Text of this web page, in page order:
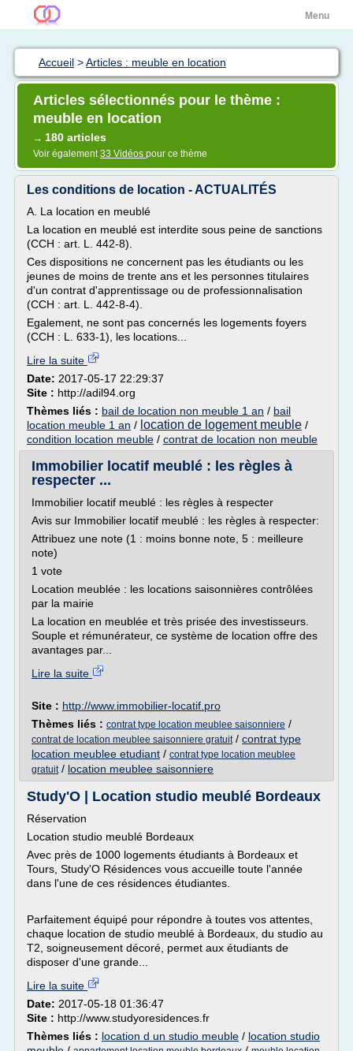
Menu
Accueil >Articles : meuble en location
Articles sélectionnés pour le thème :
meuble en location
→ 180 articles
Voir également33 Vidéos pour ce thème
Les conditions de location - ACTUALITÉS
A. La location en meublé
La location en meublé est interdite sous peine de sanctions
(CCH : art. L. 442-8).
Ces dispositions ne concernent pas les étudiants ou les
jeunes de moins de trente ans et les personnes titulaires
d'un contrat d'apprentissage ou de professionnalisation
(CCH : art. L. 442-8-4).
Egalement, ne sont pas concernés les logements foyers
(CCH : L. 633-1), les locations...
Lire la suite
Date: 2017-05-17 22:29:37
Site : http://adil94.org
Thèmes liés : bail de location non meuble 1 an / bail
location meuble 1 an / location de logement meuble /
condition location meuble / contrat de location non meuble
Immobilier locatif meublé : les règles à
respecter ...
Immobilier locatif meublé : les règles à respecter
Avis sur Immobilier locatif meublé : les règles à respecter:
Attribuez une note (1 : moins bonne note, 5 : meilleure
note)
1 vote
Location meublée : les locations saisonnières contrôlées
par la mairie
La location en meublée et très prisée des investisseurs.
Souple et rémunérateur, ce système de location offre des
avantages par...
Lire la suite
Site : http://www.immobilier-locatif.pro
Thèmes liés : contrat type location meublee saisonniere /
contrat de location meublee saisonniere gratuit/ contrat type
location meublee etudiant / contrat type location meublee
gratuit/ location meublee saisonniere
Study'O | Location studio meublé Bordeaux
Réservation
Location studio meublé Bordeaux
Avec près de 1000 logements étudiants à Bordeaux et
Tours, Study'O Résidences vous accueille toute l'année
dans l'une de ces résidences étudiantes.
Parfaitement équipé pour répondre à toutes vos attentes,
chaque location de studio meublé à Bordeaux, du studio au
T2, soigneusement décoré, permet aux étudiants de
disposer d'une grande...
Lire la suite
Date: 2017-05-18 01:36:47
Site : http://www.studyoresidences.fr
Thèmes liés : location d un studio meuble / location studio